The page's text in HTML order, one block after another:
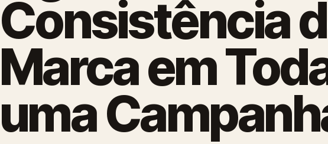
Consistência
Marca em
uma